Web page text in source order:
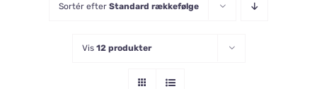
Sortér efter Standard rækkefølge
Vis 12 produkter